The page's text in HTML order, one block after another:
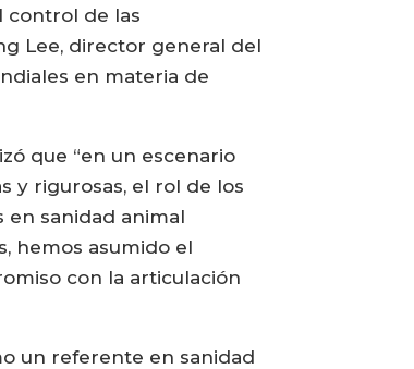
control de las
Lee, director general del
en materia de
que “en un escenario
y rigurosas, el rol de los
en sanidad animal
hemos asumido el
con la articulación
un referente en sanidad